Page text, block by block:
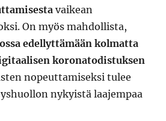
vaikean
On myös mahdollista,
edellyttämään kolmatta
koronatodistuksen
nopeuttamiseksi tulee
nykyistä laajempaa